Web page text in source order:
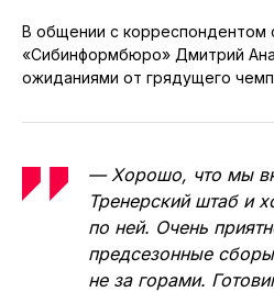
В общении с корреспондентом
«Сибинформбюро» Дмитрий
ожиданиями от грядущего
— Хорошо, что мы
Тренерский штаб и
по ней. Очень
предсезонные
не за горами.